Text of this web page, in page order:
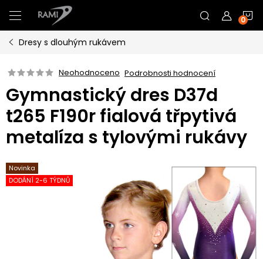
na
obsah
Dresy s dlouhým rukávem
Neohodnoceno Podrobnosti hodnocení
Gymnastický dres D37d
t265 F190r fialová třpytivá
metalíza s tylovými rukávy
Novinka
DODÁNÍ 2-6 TÝDNŮ